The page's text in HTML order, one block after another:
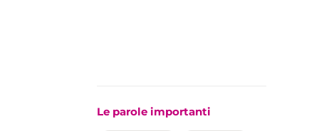
Le parole importanti